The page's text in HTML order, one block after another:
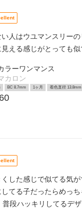
人はウユマンスリー
える感じがとっても似
ラーワンマンス
カロン
BC 8.7mm 1ヶ月 着色直径 13.8mm
した感じで似てる気が
てる子だったらめっ
段ハッキリしてるデ